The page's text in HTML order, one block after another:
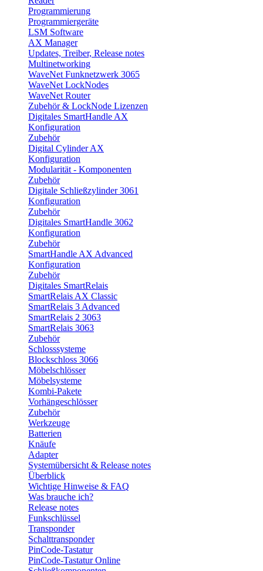
Programmierung
Programmiergeräte
LSM Software
AX Manager
Updates, Treiber, Release notes
Multinetworking
WaveNet Funknetzwerk 3065
WaveNet LockNodes
WaveNet Router
Zubehör & LockNode Lizenzen
Digitales SmartHandle AX
Konfiguration
Zubehör
Digital Cylinder AX
Konfiguration
Modularität - Komponenten
Zubehör
Digitale Schließzylinder 3061
Konfiguration
Zubehör
Digitales SmartHandle 3062
Konfiguration
Zubehör
SmartHandle AX Advanced
Konfiguration
Zubehör
Digitales SmartRelais
SmartRelais AX Classic
SmartRelais 3 Advanced
SmartRelais 2 3063
SmartRelais 3063
Zubehör
Schlosssysteme
Blockschloss 3066
Möbelschlösser
Möbelsysteme
Kombi-Pakete
Vorhängeschlösser
Zubehör
Werkzeuge
Batterien
Knäufe
Adapter
Systemübersicht & Release notes
Überblick
Wichtige Hinweise & FAQ
Was brauche ich?
Release notes
Funkschlüssel
Transponder
Schalttransponder
PinCode-Tastatur
PinCode-Tastatur Online